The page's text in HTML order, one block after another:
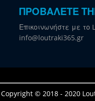
ΠΡΟΒΑΛΕΤΕ
Επικοινωνήστε με το
info@loutraki365.gr
Copyright © 2018 - 2020